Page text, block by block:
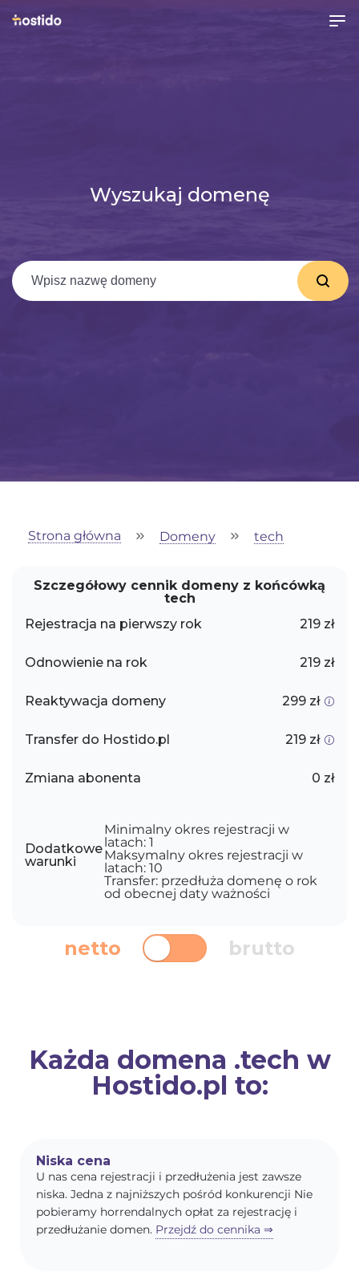
Wyszukaj domenę
Strona główna Domeny tech
Szczegółowy cennik domeny z końcówką
tech
Rejestracja na pierwszy rok
219 zł
Odnowienie na rok 219 zł
Reaktywacja domeny 299 zł
Transfer do Hostido.pl 219 zł
Zmiana abonenta 0 zł
Dodatkowe
warunki
Minimalny okres rejestracji w
latach: 1
Maksymalny okres rejestracji w
latach: 10
Transfer: przedłuża domenę o rok
od obecnej daty ważności
netto brutto
Każda domena .tech w
Hostido.pl to:
Niska cena
U nas cena rejestracji i przedłużenia jest zawsze
niska. Jedna z najniższych pośród konkurencji Nie
pobieramy horrendalnych opłat za rejestrację i
przedłużanie domen. Przejdź do cennika ⇒